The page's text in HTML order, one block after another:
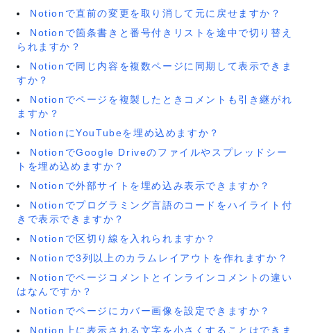
Notionで直前の変更を取り消して元に戻せますか？
Notionで箇条書きと番号付きリストを途中で切り替え
られますか？
Notionで同じ内容を複数ページに同期して表示できま
すか？
Notionでページを複製したときコメントも引き継がれ
ますか？
NotionにYouTubeを埋め込めますか？
NotionでGoogle Driveのファイルやスプレッドシー
トを埋め込めますか？
Notionで外部サイトを埋め込み表示できますか？
Notionでプログラミング言語のコードをハイライト付
きで表示できますか？
Notionで区切り線を入れられますか？
Notionで3列以上のカラムレイアウトを作れますか？
Notionでページコメントとインラインコメントの違い
はなんですか？
Notionでページにカバー画像を設定できますか？
Notion上に表示される文字を小さくすることはできま